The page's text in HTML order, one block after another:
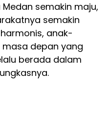
semakin maju,
semakin
anak-
depan yang
berada dalam